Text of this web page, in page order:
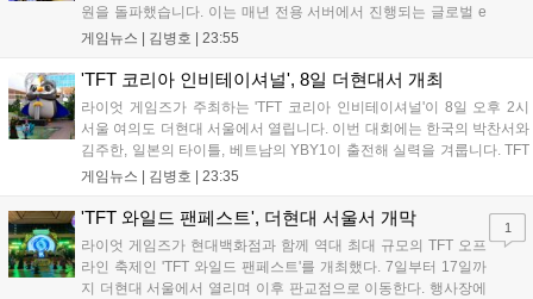
원을 돌파했습니다. 이는 매년 전용 서버에서 진행되는 글로벌 e
스포츠 대회 FWC의 영향이 큽니다. FWC는 이용자가 동일한 조
은 전년 대비 매출과 이용자 지표가 대폭 상승하는 성과를 냈습니
FWC 그랜드 파이널이 개최될 예정이며, 위메이드커넥트는 이를
통해 커뮤니티 중심의 장기 성장 모델을 지속할 방침입니다....
게임뉴스 | 김병호 | 23:55
'TFT 코리아 인비테이셔널', 8일 더현대서 개최
라이엇 게임즈가 주최하는 'TFT 코리아 인비테이셔널'이 8일 오후 2시
서울 여의도 더현대 서울에서 열립니다. 이번 대회에는 한국의 박찬서와
김주한, 일본의 타이틀, 베트남의 YBY1이 출전해 실력을 겨룹니다. TFT
는 소속팀 없이 개인 자격으로 참가하는 독특한 대회 구조를 가지며, 누
17일까지 이어지는 이번 행사는 신규 세트 체험과 공연 등 다양한 즐길
거리를 제공하며, 이후 현대백화점 판교점에서도 행사가 이어질 예정입
니다. 연말에는 라스베이거스 오픈이 개최됩니다....
게임뉴스 | 김병호 | 23:35
'TFT 와일드 팬페스트', 더현대 서울서 개막
라이엇 게임즈가 현대백화점과 함께 역대 최대 규모의 TFT 오프
라인 축제인 'TFT 와일드 팬페스트'를 개최했다. 7일부터 17일까
지 더현대 서울에서 열리며 이후 판교점으로 이동한다. 행사장에
1